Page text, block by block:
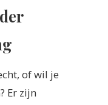
of wil je
Er zijn